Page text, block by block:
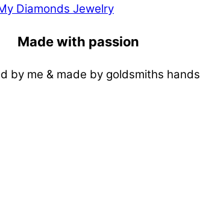
Made with passion
by me & made by goldsmiths hands